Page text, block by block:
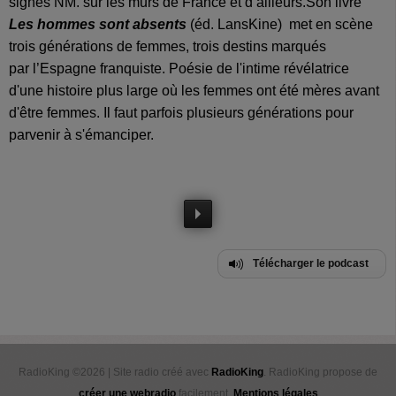
Les hommes sont absents (éd. LansKine) met en scène
trois générations de femmes, trois destins marqués
par l’Espagne franquiste. Poésie de l'intime révélatrice
d'une histoire plus large où les femmes ont été mères avant
d'être femmes. Il faut parfois plusieurs générations pour
parvenir à s'émanciper.
Télécharger le podcast
RadioKing ©2026 | Site radio créé avec RadioKing . RadioKing propose de
créer une webradiofacilement. Mentions légales